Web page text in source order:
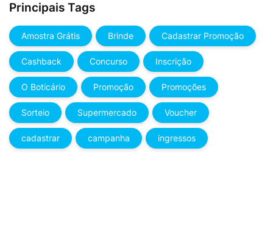
Principais Tags
Amostra Grátis Brinde Cadastrar Promoção
Cashback Concurso Inscrição
O Boticário Promoção Promoções
Sorteio Supermercado Voucher
cadastrar campanha ingressos